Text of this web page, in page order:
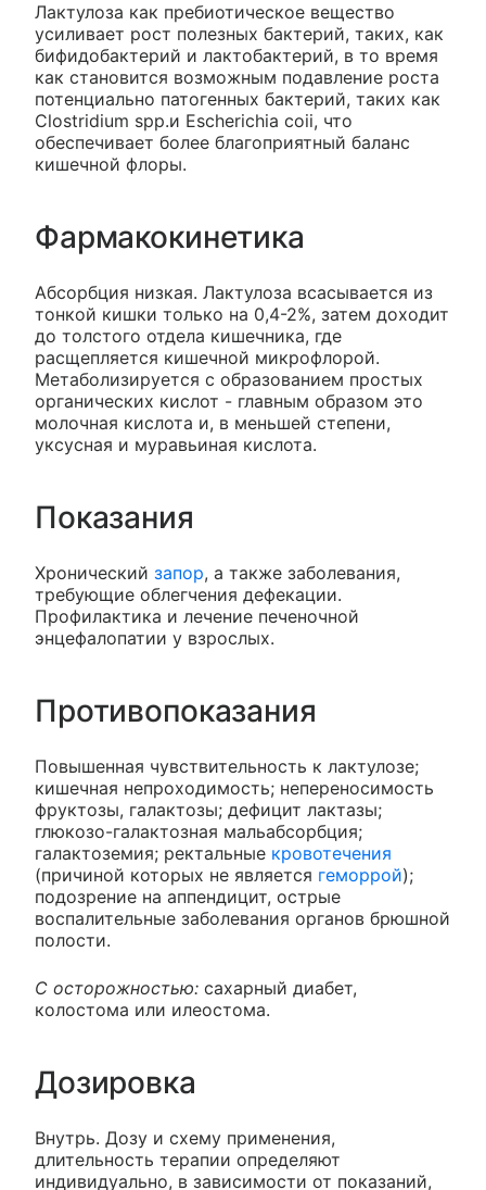
Лактулоза как пребиотическое вещество
усиливает рост полезных бактерий, таких, как
бифидобактерий и лактобактерий, в то время
как становится возможным подавление роста
потенциально патогенных бактерий, таких как
Clostridium spp.и Escherichia coii, что
обеспечивает более благоприятный баланс
кишечной флоры.
Фармакокинетика
Абсорбция низкая. Лактулоза всасывается из
тонкой кишки только на 0,4-2%, затем доходит
до толстого отдела кишечника, где
расщепляется кишечной микрофлорой.
Метаболизируется с образованием простых
органических кислот - главным образом это
молочная кислота и, в меньшей степени,
уксусная и муравьиная кислота.
Показания
Хронический запор, а также заболевания,
требующие облегчения дефекации.
Профилактика и лечение печеночной
энцефалопатии у взрослых.
Противопоказания
Повышенная чувствительность к лактулозе;
кишечная непроходимость; непереносимость
фруктозы, галактозы; дефицит лактазы;
глюкозо-галактозная мальабсорбция;
галактоземия; ректальные кровотечения
(причиной которых не является геморрой);
подозрение на аппендицит, острые
воспалительные заболевания органов брюшной
полости.
С осторожностью: сахарный диабет,
колостома или илеостома.
Дозировка
Внутрь. Дозу и схему применения,
длительность терапии определяют
индивидуально, в зависимости от показаний,